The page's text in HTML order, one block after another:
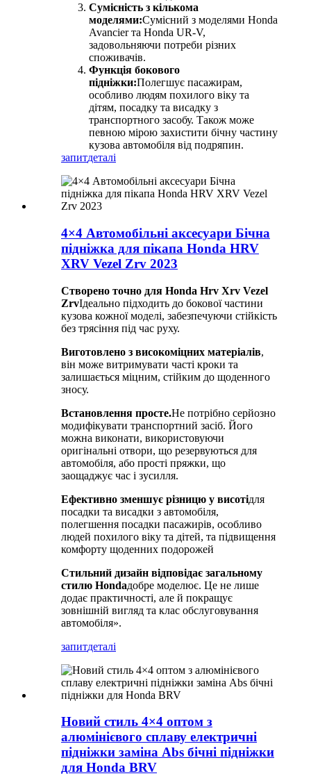
Сумісність з кількома
моделями:Сумісний з моделями Honda
Avancier та Honda UR-V,
задовольняючи потреби різних
споживачів.
Функція бокового
підніжки:Полегшує пасажирам,
особливо людям похилого віку та
дітям, посадку та висадку з
транспортного засобу. Також може
певною мірою захистити бічну частину
кузова автомобіля від подряпин.
запитдеталі
4×4 Автомобільні аксесуари Бічна
підніжка для пікапа Honda HRV
XRV Vezel Zrv 2023
Створено точно для Honda Hrv Xrv Vezel
ZrvІдеально підходить до бокової частини
кузова кожної моделі, забезпечуючи стійкість
без трясіння під час руху.
Виготовлено з високоміцних матеріалів,
він може витримувати часті кроки та
залишається міцним, стійким до щоденного
зносу.
Встановлення просте.Не потрібно серйозно
модифікувати транспортний засіб. Його
можна виконати, використовуючи
оригінальні отвори, що резервуються для
автомобіля, або прості пряжки, що
заощаджує час і зусилля.
Ефективно зменшує різницю у висотідля
посадки та висадки з автомобіля,
полегшення посадки пасажирів, особливо
людей похилого віку та дітей, та підвищення
комфорту щоденних подорожей
Стильний дизайн відповідає загальному
стилю Hondaдобре моделює. Це не лише
додає практичності, але й покращує
зовнішній вигляд та клас обслуговування
автомобіля».
запитдеталі
Новий стиль 4×4 оптом з
алюмінієвого сплаву електричні
підніжки заміна Abs бічні підніжки
для Honda BRV